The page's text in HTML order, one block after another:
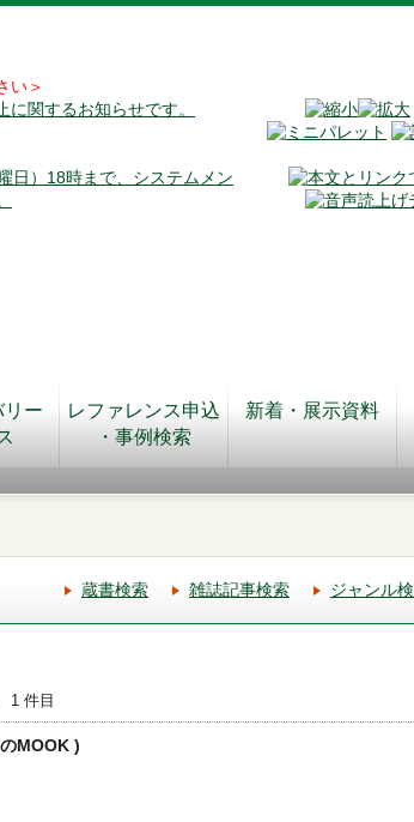
い＞
関するお知らせです。
日）18時まで、システムメン
リー
レファレンス申込
・事例検索
新着・展示資料
蔵書検索 雑誌記事検索 ジャンル
1 件目
MOOK )